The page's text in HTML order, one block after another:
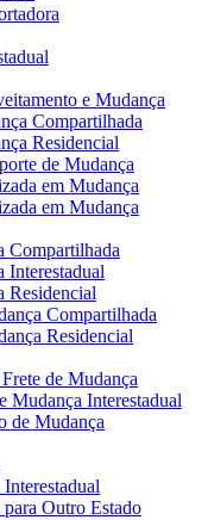
e Mudança
Compartilhada
Residencial
de Mudança
em Mudança
em Mudança
Compartilhada
Interestadual
Residencial
Compartilhada
Residencial
de Mudança
Mudança Interestadual
de Mudança
Outro Estado